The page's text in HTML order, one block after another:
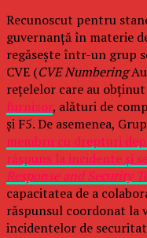
Recunoscut pentru
guvernanță în materie
regăsește într-un grup
CVE (CVE Numbering
rețelelor care au obținut
furnizor, alături de
și F5. De asemenea,
membru cu drepturi
răspuns la incidente și
Response and Security
capacitatea de a
răspunsul coordonat la
incidentelor de